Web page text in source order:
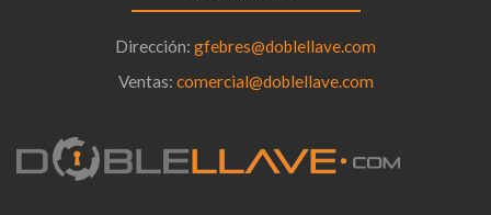
Dirección: gfebres@doblellave.com
Ventas: comercial@doblellave.com